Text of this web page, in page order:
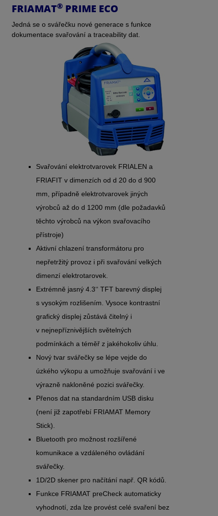
FRIAMAT® PRIME ECO
Jedná se o svářečku nové generace s funkce
dokumentace svařování a traceability dat.
Svařování elektrotvarovek FRIALEN a
FRIAFIT v dimenzích od d 20 do d 900
mm, případně elektrotvarovek jiných
výrobců až do d 1200 mm (dle požadavků
těchto výrobců na výkon svařovacího
přístroje)
Aktivní chlazení transformátoru pro
nepřetržitý provoz i při svařování velkých
dimenzí elektrotarovek.
Extrémně jasný 4.3‘‘ TFT barevný displej
s vysokým rozlišením. Vysoce kontrastní
grafický displej zůstává čitelný i
v nejnepříznivějších světelných
podmínkách a téměř z jakéhokoliv úhlu.
Nový tvar svářečky se lépe vejde do
úzkého výkopu a umožňuje svařování i ve
výrazně nakloněné pozici svářečky.
Přenos dat na standardním USB disku
(není již zapotřebí FRIAMAT Memory
Stick).
Bluetooth pro možnost rozšířené
komunikace a vzdáleného ovládání
svářečky.
1D/2D skener pro načítání např. QR kódů.
Funkce FRIAMAT preCheck automaticky
vyhodnotí, zda lze provést celé svaření bez